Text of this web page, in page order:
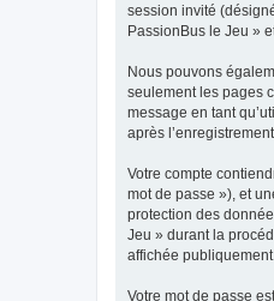
session invité
PassionBus le Jeu »
Nous pouvons
seulement les pages
message en tant
après
Votre compte
mot de passe »), et
protection des
Jeu » durant la
affichée
Votre mot de passe